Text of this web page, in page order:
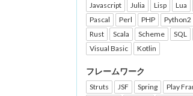
Javascript
Julia Lisp Lua
Pascal
Perl PHP Python2
Rust
Scala Scheme SQL
Visual Basic
Kotlin
フレームワーク
Struts JSF Spring Play